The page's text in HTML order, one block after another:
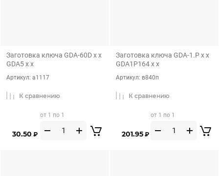
Заготовка ключа GDA-60D x x
GDA5 x x
Артикул: а1117
30.50 ₽
от 1 по 1
К сравнению
Заготовка ключа GDA-1.P x x
GDA1P164 x x
Артикул: в840п
201.95 ₽
от 1 по 1
К сравнению